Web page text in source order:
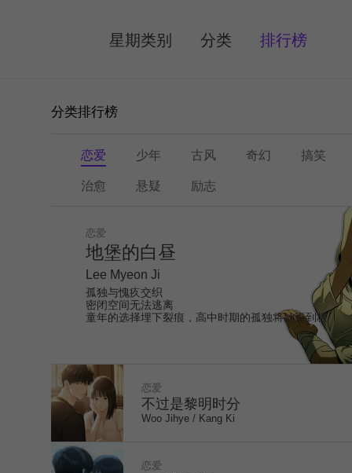
WEBTOON
星期类别 分类 排行榜
分类排行榜
恋爱 少年 古风 奇幻 搞笑
治愈 悬疑 励志
恋爱
地堡的白昼
Lee Myeon Ji
孤独与愧疚交织
密闭空间无法逃离
童年的选择埋下裂痕，高中时期的孤独将她逼到极
端。误闯新的地堡后，曾被抛弃的少年满身血迹出
现，将出口封死。狭窄空间里，愧疚与怨恨交错，
恋爱
不过是黎明时分
Woo Jihye / Kang Ki
恋爱